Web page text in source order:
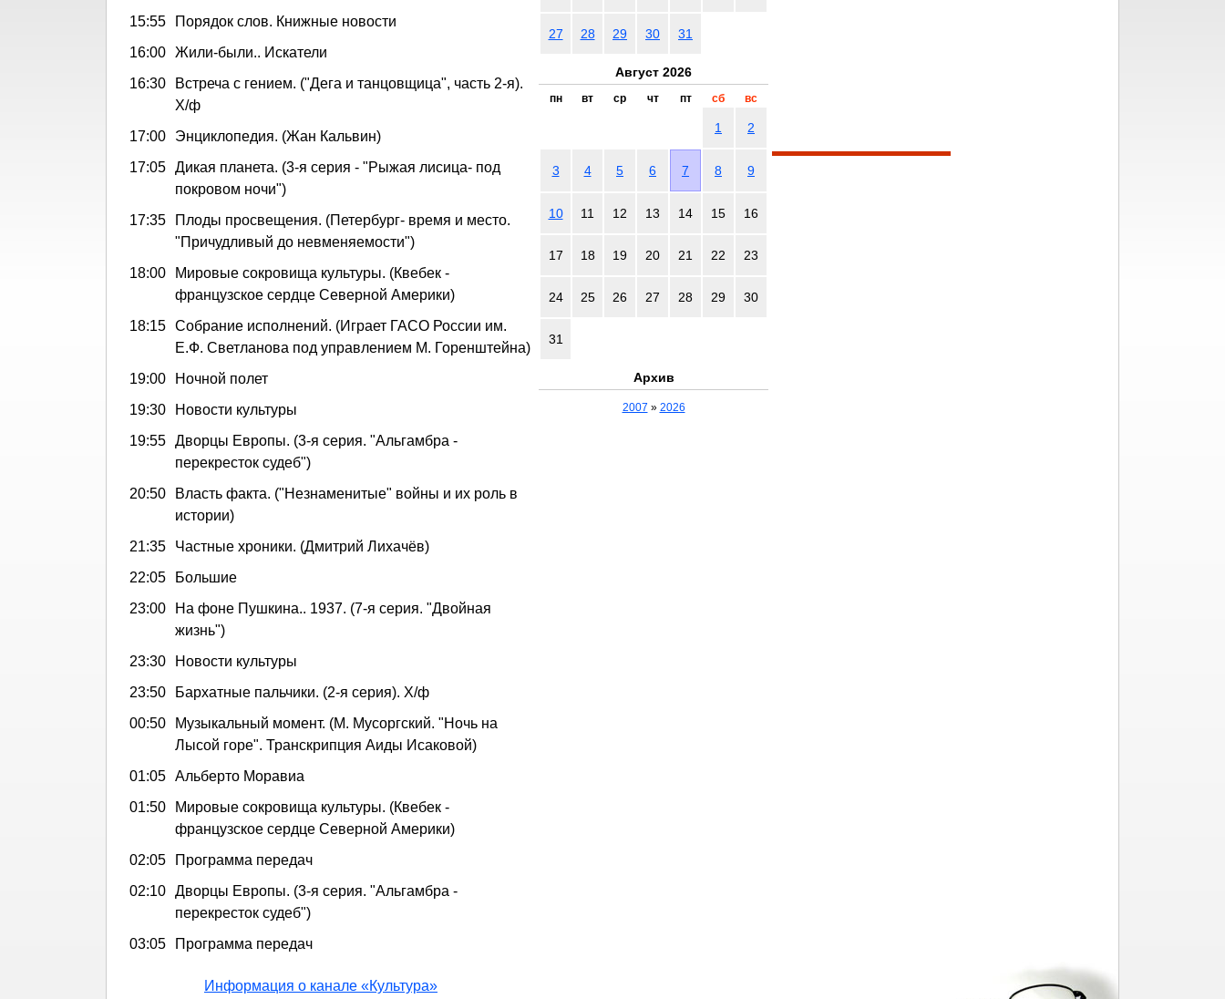
15:55
Порядок слов. Книжные новости
16:00 Жили-были.. Искатели
16:30
Встреча с гением. ("Дега и танцовщица", часть 2-я).
Х/ф
17:00
Энциклопедия. (Жан Кальвин)
17:05 Дикая планета. (3-я серия - "Рыжая лисица- под
покровом ночи")
17:35
Плоды просвещения. (Петербург- время и место.
"Причудливый до невменяемости")
18:00
Мировые сокровища культуры. (Квебек -
французское сердце Северной Америки)
18:15 Собрание исполнений. (Играет ГАСО России им.
Е.Ф. Светланова под управлением М. Горенштейна)
19:00
Ночной полет
19:30
Новости культуры
19:55 Дворцы Европы. (3-я серия. "Альгамбра -
перекресток судеб")
20:50
Власть факта. ("Незнаменитые" войны и их роль в
истории)
21:35
Частные хроники. (Дмитрий Лихачёв)
22:05
Большие
23:00
На фоне Пушкина.. 1937. (7-я серия. "Двойная
жизнь")
23:30
Новости культуры
23:50
Бархатные пальчики. (2-я серия). Х/ф
00:50
Музыкальный момент. (М. Мусоргский. "Ночь на
Лысой горе". Транскрипция Аиды Исаковой)
01:05 Альберто Моравиа
01:50
Мировые сокровища культуры. (Квебек -
французское сердце Северной Америки)
02:05
Программа передач
02:10 Дворцы Европы. (3-я серия. "Альгамбра -
перекресток судеб")
03:05
Программа передач
Информация о канале «Культура»
27 28 29 30 31
Август 2026
пн вт ср чт пт сб вс
1 2
3 4 5 6 7 8 9
10 11 12 13 14 15 16
17 18 19 20 21 22 23
24 25 26 27 28 29 30
31
Архив
2007 » 2026